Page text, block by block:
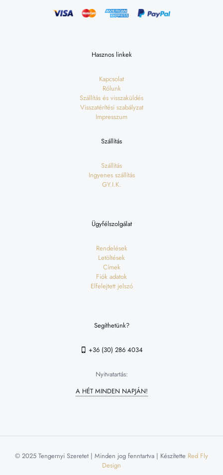
Hasznos linkek
Kapcsolat
Rólunk
Szállítás és visszaküldés
Visszatérítési szabályzat
Impresszum
Szállítás
Szállítás
Ingyenes szállítás
GY.I.K.
Ügyfélszolgálat
Rendelések
Letöltések
Címek
Fiók adatok
Elfelejtett jelszó
Segíthetünk?
+36 (30) 286 4034
Nyitvatartás:
A HÉT MINDEN NAPJÁN!
© 2025 Tengernyi Szeretet | Minden jog fenntartva | Készítette Red Fly
Design